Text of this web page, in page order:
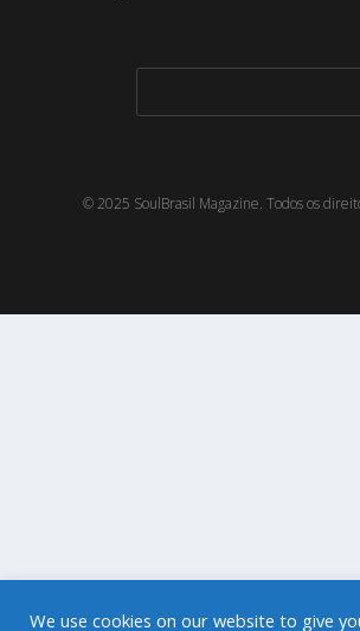
© 2025 SoulBrasil Magazine. Todos os
We use cookies on our website to give